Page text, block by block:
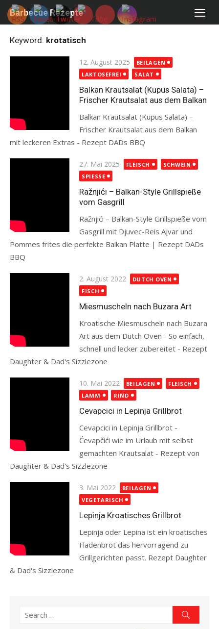
Skip
Barbecue Rezepte
Keyword: krotatisch
Posted
on
12. August 2025
BEILAGEN
LAKTOSEFREI
SALAT
Balkan Krautsalat (Kupus Salata) –
Frischer Krautsalat aus dem Balkan
Balkan Krautsalat (Kupus Salata) –
Frischer Krautsalat aus dem Balkan
mit leckeren Extras - Rezept DADs BBQ
Posted
on
27. Mai 2025 FLEISCH
SCHWEIN
SPIESSE
Ražnjići – Balkan-Style Grillspieße
vom Gasgrill
Ražnjići – Balkan-Style Grillspieße vom
Gasgrill mit Djuvec-Reis Ajvar und
Pommes frites die perfekte Balkan Platte | Rezept DADs
BBQ
Posted
on
2. August 2022
DUTCH OVEN
FISCH
Miesmuscheln nach Buzara Art
Kroatische Miesmuscheln nach Buzara
Art aus dem Dutch Oven - So einfach,
schnell und lecker zubereitet - Rezept
Daughter & Dad's Sizzlezone
Posted
on
10. Mai 2022 BEILAGEN
FLEISCH
LAMM
RIND
Cevapcici in Lepinja Grillbrot
Cevapcici in Lepinja Grillbrot -
Ćevapčići wie im Urlaub mit selbst
gemachten Krautsalat - Rezept von
Daughter & Dad's Sizzlezone
Posted
on
3. Mai 2022
BEILAGEN
VEGETARISCH
Lepinja Kroatisches Grillbrot
Lepinja oder Lepina ist ein kroatisches
Fladenbrot das hervorragend zu
Grillgerichten passt. Rezept Daughter
& Dad's Sizzlezone
Search